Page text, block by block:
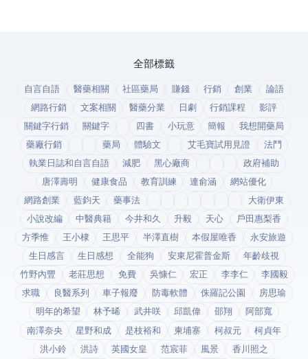
全部標籤
自言自語 醫藥相關 社區藥局 賺錢 行銷 創業
論語
網路行銷
文案相關 醫藥分業 日劇 行銷課程
影評
關鍵字行銷
關鍵字 四書 小玩意 簡報
我想開藥局
藥廠行銷
藥局 體驗文 艾毛寶試用見證
法鬥
執業日誌和自言自語
減肥 黑心廠商
政府補助
唐澤壽明
健康食品 教育訓練 連俞涵
網站優化
網路創業
藍鈞天 藥事法
大衛伊東
小說改編
中醫典籍 今井和久 升毅 天心
戶田惠梨香
方季惟
王小棣 王思平 半澤直樹 本假屋唯香
永安旅遊
生日感言
生日感想 全能狗 安東尼霍普金斯
年齡歧視
竹野內豐
老莊思想 免費 吳慷仁 宏正 李李仁
李國毅
求職
良醫系列 車子報廢 防毒軟體 侏羅記公園
房思瑜
明年的希望
林予晞 武井咲 邱凱偉 邵翔
阿部寬
南澤奈央
星野和成 是枝裕和 柬埔寨 柯叔元
柯貞年
洪小鈴
洪詩 英國女皇 范宸菲 風景 香川照之